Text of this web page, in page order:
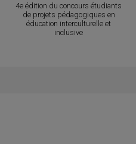
4e édition du concours étudiants
de projets pédagogiques en
éducation interculturelle et
inclusive